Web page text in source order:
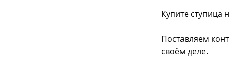
Купите ступица
Поставляем
своём деле.